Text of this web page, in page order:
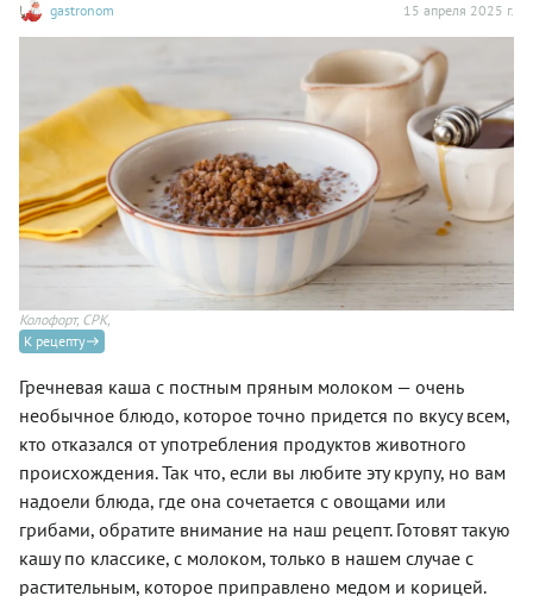
gastronom 15 апреля 2025 г.
Колофорт, СРК,
К рецепту
Гречневая каша с постным пряным молоком — очень
необычное блюдо, которое точно придется по вкусу всем,
кто отказался от употребления продуктов животного
происхождения. Так что, если вы любите эту крупу, но вам
надоели блюда, где она сочетается с овощами или
грибами, обратите внимание на наш рецепт. Готовят такую
кашу по классике, с молоком, только в нашем случае с
растительным, которое приправлено медом и корицей.